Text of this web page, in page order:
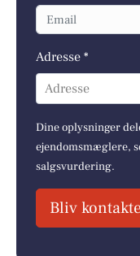
Adresse *
Adresse
Dine oplysninger
ejendomsmæglere,
salgsvurdering.
Bliv